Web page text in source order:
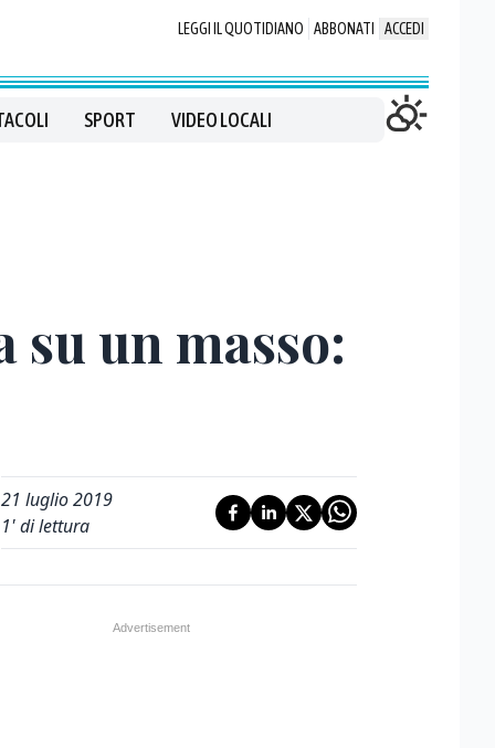
LEGGI IL QUOTIDIANO ABBONATI ACCEDI
SPORT VIDEO LOCALI
un masso:
21 luglio 2019
1' di lettura